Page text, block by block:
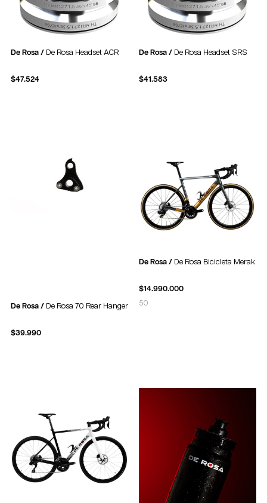
De Rosa / De Rosa Headset ACR
$47.524
De Rosa / De Rosa Headset SRS
$41.583
De Rosa / De Rosa 70 Rear Hanger
$39.990
De Rosa / De Rosa Bicicleta Merak
$14.990.000
50